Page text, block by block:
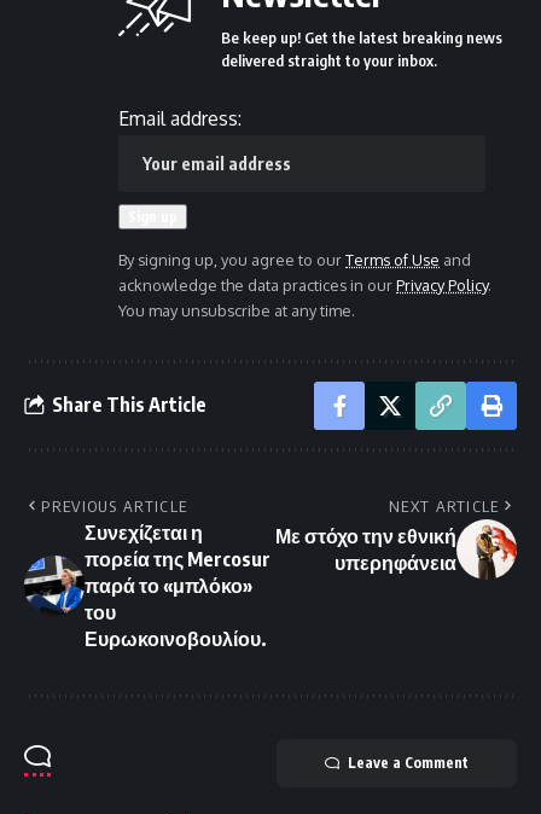
Be keep up! Get the latest breaking news
delivered straight to your inbox.
Email address:
By signing up, you agree to ourTerms of Use and
acknowledge the data practices in ourPrivacy Policy.
You may unsubscribe at any time.
Share This Article
PREVIOUS ARTICLE
Συνεχίζεται η
πορεία της Mercosur
παρά το «μπλόκο»
του
Ευρωκοινοβουλίου.
NEXT ARTICLE
Με στόχο την εθνική
υπερηφάνεια
Leave a Comment